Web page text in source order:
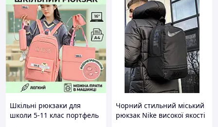
Шкільні рюкзаки для
школи 5-11 клас портфель
Чорний стильний міський
рюкзак Nike високої якості